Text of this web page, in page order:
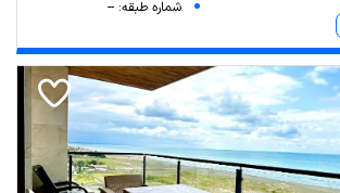
شماره طبقه: --